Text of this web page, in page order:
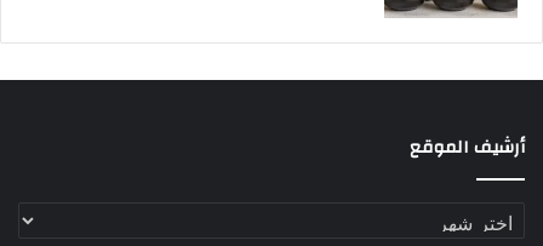
أرشيف الموقع
أرشيف
الموقع